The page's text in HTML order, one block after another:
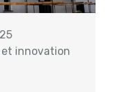
et innovation